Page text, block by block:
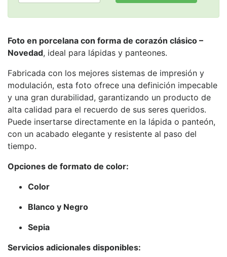
Foto en porcelana con forma de corazón clásico –
Novedad, ideal para lápidas y panteones.
Fabricada con los mejores sistemas de impresión y
modulación, esta foto ofrece una definición impecable
y una gran durabilidad, garantizando un producto de
alta calidad para el recuerdo de sus seres queridos.
Puede insertarse directamente en la lápida o panteón,
con un acabado elegante y resistente al paso del
tiempo.
Opciones de formato de color:
Color
Blanco y Negro
Sepia
Servicios adicionales disponibles: